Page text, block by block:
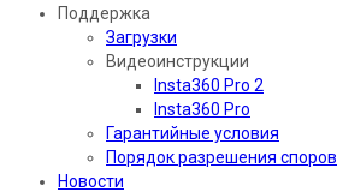
Поддержка
Загрузки
Видеоинструкции
Insta360 Pro 2
Insta360 Pro
Гарантийные условия
Порядок разрешения споров
Новости